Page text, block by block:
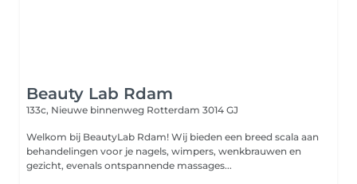
Beauty Lab Rdam
133c, Nieuwe binnenweg Rotterdam 3014 GJ
Welkom bij BeautyLab Rdam! Wij bieden een breed scala aan
behandelingen voor je nagels, wimpers, wenkbrauwen en
gezicht, evenals ontspannende massages...